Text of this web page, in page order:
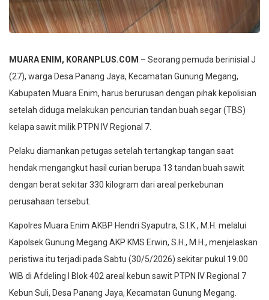
MUARA ENIM, KORANPLUS.COM – Seorang pemuda berinisial J
(27), warga Desa Panang Jaya, Kecamatan Gunung Megang,
Kabupaten Muara Enim, harus berurusan dengan pihak kepolisian
setelah diduga melakukan pencurian tandan buah segar (TBS)
kelapa sawit milik PTPN IV Regional 7.
Pelaku diamankan petugas setelah tertangkap tangan saat
hendak mengangkut hasil curian berupa 13 tandan buah sawit
dengan berat sekitar 330 kilogram dari areal perkebunan
perusahaan tersebut.
Kapolres Muara Enim AKBP Hendri Syaputra, S.I.K., M.H. melalui
Kapolsek Gunung Megang AKP KMS Erwin, S.H., M.H., menjelaskan
peristiwa itu terjadi pada Sabtu (30/5/2026) sekitar pukul 19.00
WIB di Afdeling I Blok 402 areal kebun sawit PTPN IV Regional 7
Kebun Suli, Desa Panang Jaya, Kecamatan Gunung Megang.